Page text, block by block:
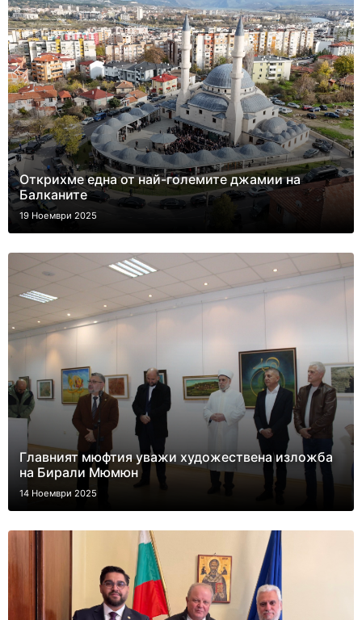
Oткрихме една от най-големите джамии на
Балканите
19 Ноември 2025
Главният мюфтия уважи художествена изложба
на Бирали Мюмюн
14 Ноември 2025